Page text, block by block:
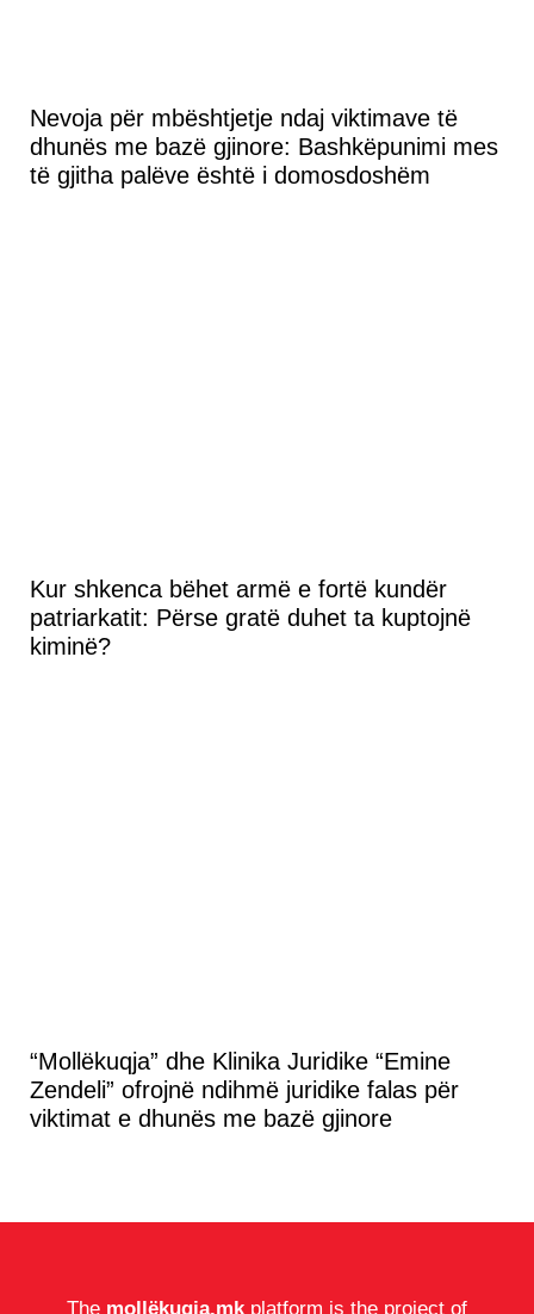
Nevoja për mbështjetje ndaj viktimave të
dhunës me bazë gjinore: Bashkëpunimi mes
të gjitha palëve është i domosdoshëm
Kur shkenca bëhet armë e fortë kundër
patriarkatit: Përse gratë duhet ta kuptojnë
kiminë?
“Mollëkuqja” dhe Klinika Juridike “Emine
Zendeli” ofrojnë ndihmë juridike falas për
viktimat e dhunës me bazë gjinore
The mollëkuqja.mk platform is the project of